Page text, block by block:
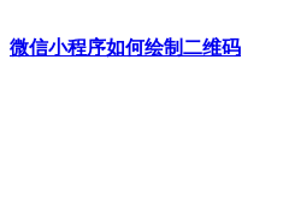
微信小程序如何绘制二维码